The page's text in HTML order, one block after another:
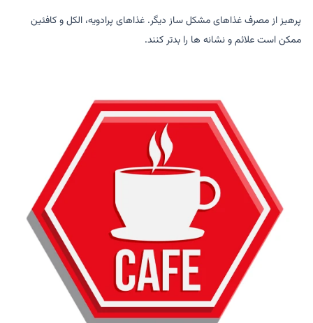
پرهیز از مصرف غذاهای مشکل ساز دیگر. غذاهای پرادویه، الکل و کافئین
ممکن است علائم و نشانه ها را بدتر کنند.